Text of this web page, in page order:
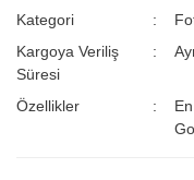
Kategori
Kargoya Veriliş
Süresi
Özellikler